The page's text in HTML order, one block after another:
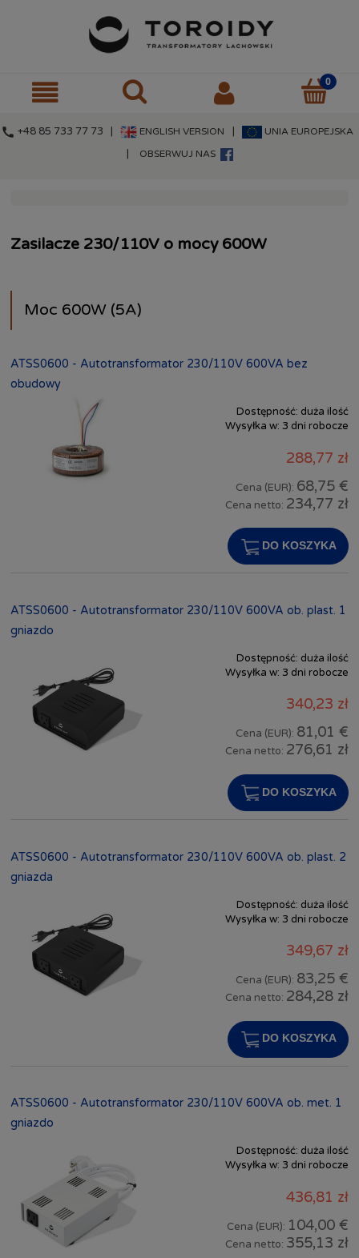
call +48 85 733 77 73 | ENGLISH VERSION UNIA EUROPEJSKA
OBSERWUJ NAS
Zasilacze 230/110V o mocy 600W
Moc 600W (5A)
ATSS0600 - Autotransformator 230/110V 600VA bez
obudowy
Dostępność: duża ilość
Wysyłka w: 3 dni robocze
288,77 zł
Cena (EUR): 68,75 €
Cena netto: 234,77 zł
DO KOSZYKA
ATSS0600 - Autotransformator 230/110V 600VA ob. plast. 1
gniazdo
Dostępność: duża ilość
Wysyłka w: 3 dni robocze
340,23 zł
Cena (EUR): 81,01 €
Cena netto: 276,61 zł
DO KOSZYKA
ATSS0600 - Autotransformator 230/110V 600VA ob. plast. 2
gniazda
Dostępność: duża ilość
Wysyłka w: 3 dni robocze
349,67 zł
Cena (EUR): 83,25 €
Cena netto: 284,28 zł
DO KOSZYKA
ATSS0600 - Autotransformator 230/110V 600VA ob. met. 1
gniazdo
Dostępność: duża ilość
Wysyłka w: 3 dni robocze
436,81 zł
Cena (EUR): 104,00 €
Cena netto: 355,13 zł